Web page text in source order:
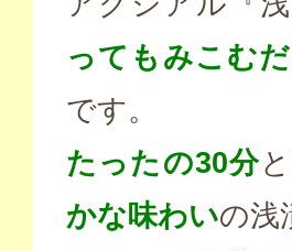
ってもみこむ
です。
たったの30分
かな味わいの浅